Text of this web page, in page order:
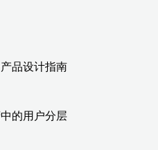
品设计指南
的用户分层